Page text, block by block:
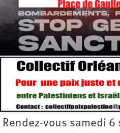
Rendez-vous samedi 6